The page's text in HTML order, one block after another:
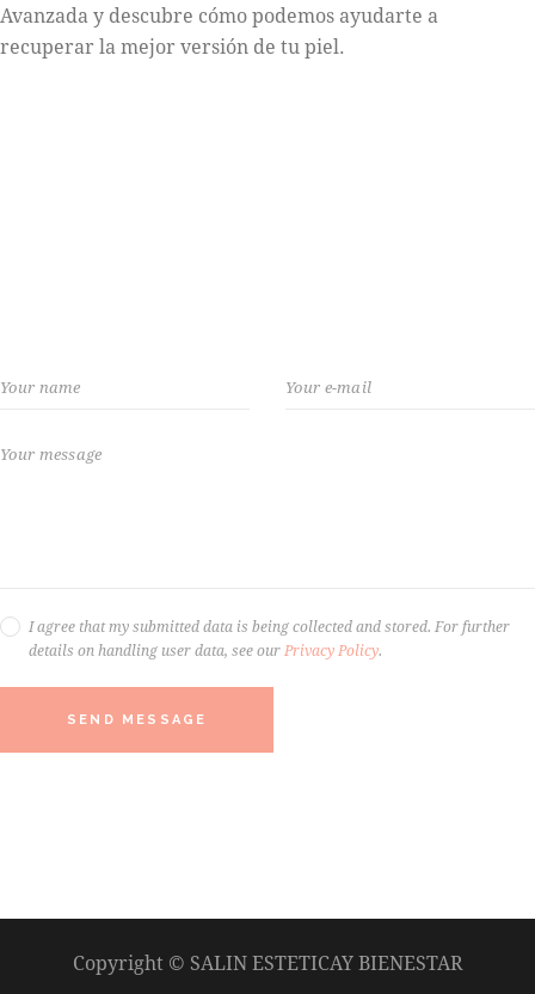
Avanzada y descubre cómo podemos ayudarte a
recuperar la mejor versión de tu piel.
I agree that my submitted data is being collected and stored. For further
details on handling user data, see our Privacy Policy.
SEND MESSAGE
Copyright © SALIN ESTETICAY BIENESTAR